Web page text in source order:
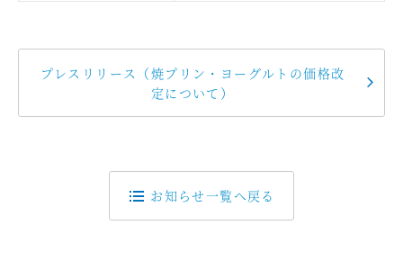
プレスリリース（焼プリン・ヨーグルトの価格改
定について）
お知らせ一覧へ戻る